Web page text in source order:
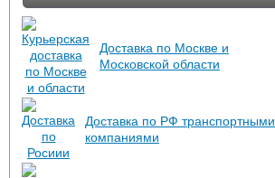
Доставка по Москве и
Московской области
Доставка по РФ транспортными
компаниями